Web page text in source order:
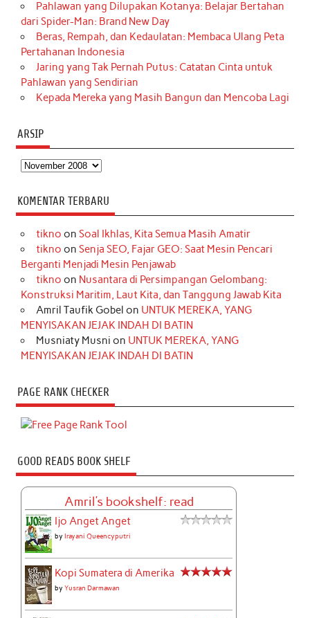
Pahlawan yang Dilupakan Kotanya: Belajar Bertahan
dari Spider-Man: Brand New Day
Beras, Rempah, dan Kedaulatan: Membaca Ulang Peta
Pertahanan Indonesia
Jaring yang Tak Pernah Putus: Catatan Cinta untuk
Pahlawan yang Sendirian
Kepada Mereka yang Masih Bangun dan Mencoba Lagi
ARSIP
Arsip
KOMENTAR TERBARU
tikno on Soal Ikhlas, Kita Semua Masih Amatir
tikno on Senja SEO, Fajar GEO: Saat Mesin Pencari
Berganti Menjadi Mesin Penjawab
tikno on Nusantara di Persimpangan Gelombang:
Konstruksi Maritim, Laut Kita, dan Tanggung Jawab Kita
Amril Taufik Gobel on UNTUK MEREKA, YANG
MENYISAKAN JEJAK INDAH DI BATIN
Musniaty Musni on UNTUK MEREKA, YANG
MENYISAKAN JEJAK INDAH DI BATIN
PAGE RANK CHECKER
GOOD READS BOOK SHELF
Amril's bookshelf: read
Ijo Anget Anget
byIrayani Queencyputri
Kopi Sumatera di Amerika
byYusran Darmawan